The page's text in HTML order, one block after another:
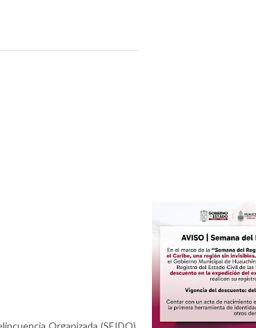
Organizada (SEIDO),